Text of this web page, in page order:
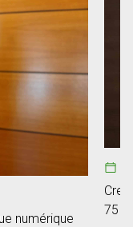
numérique
75